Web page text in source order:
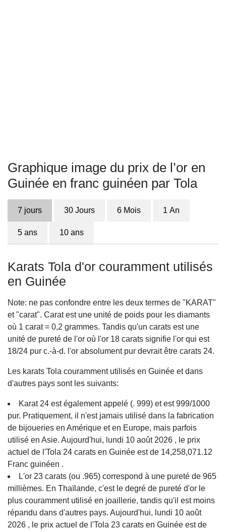
Graphique image du prix de l’or en
Guinée en franc guinéen par Tola
7 jours 30 Jours 6 Mois 1 An
5 ans 10 ans
Karats Tola d'or couramment utilisés
en Guinée
Note: ne pas confondre entre les deux termes de "KARAT"
et "carat". Carat est une unité de poids pour les diamants
où 1 carat = 0,2 grammes. Tandis qu'un carats est une
unité de pureté de l'or où l'or 18 carats signifie l'or qui est
18/24 pur c.-à-d. l'or absolument pur devrait être carats 24.
Les karats Tola couramment utilisés en Guinée et dans
d'autres pays sont les suivants:
Karat 24 est également appelé (. 999) et est 999/1000
pur. Pratiquement, il n'est jamais utilisé dans la fabrication
de bijoueries en Amérique et en Europe, mais parfois
utilisé en Asie. Aujourd'hui, lundi 10 août 2026 , le prix
actuel de l'Tola 24 carats en Guinée est de 14,258,071.12
Franc guinéen .
L'or 23 carats (ou .965) correspond à une pureté de 965
millièmes. En Thaïlande, c'est le degré de pureté d'or le
plus couramment utilisé en joaillerie, tandis qu'il est moins
répandu dans d'autres pays. Aujourd'hui, lundi 10 août
2026 , le prix actuel de l'Tola 23 carats en Guinée est de